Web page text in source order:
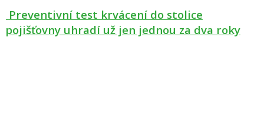
Preventivní test krvácení do stolice
pojišťovny uhradí už jen jednou za dva roky